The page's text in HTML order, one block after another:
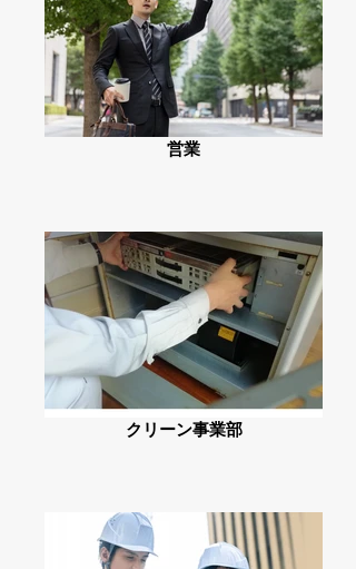
営業
クリーン事業部